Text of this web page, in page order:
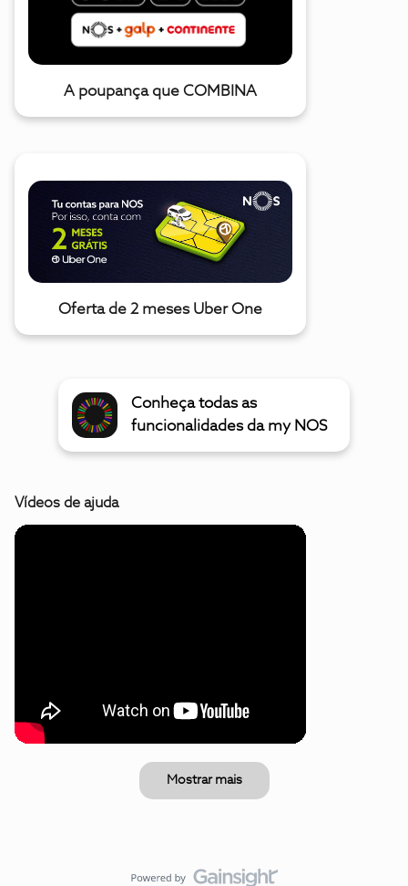
A poupança que COMBINA
Oferta de 2 meses Uber One
Conheça todas as
funcionalidades da my NOS
Vídeos de ajuda
Mostrar mais